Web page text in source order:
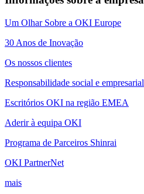
Um Olhar Sobre a OKI Europe
30 Anos de Inovação
Os nossos clientes
Responsabilidade social e empresarial
Escritórios OKI na região EMEA
Aderir à equipa OKI
Programa de Parceiros Shinrai
OKI PartnerNet
mais